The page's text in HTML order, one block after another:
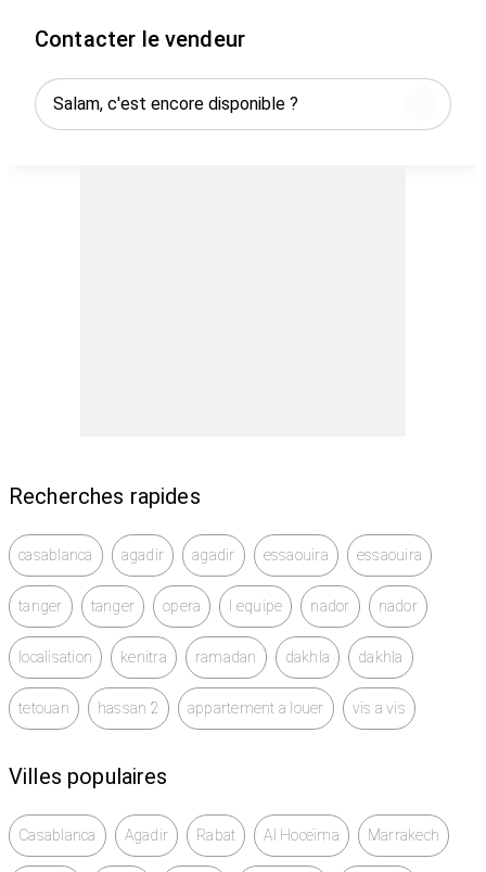
Contacter le vendeur
Recherches rapides
casablanca agadir agadir essaouira essaouira
tanger tanger opera l equipe nador nador
localisation kenitra ramadan dakhla dakhla
tetouan hassan 2 appartement a louer vis a vis
Villes populaires
Casablanca Agadir Rabat Al Hoceïma Marrakech